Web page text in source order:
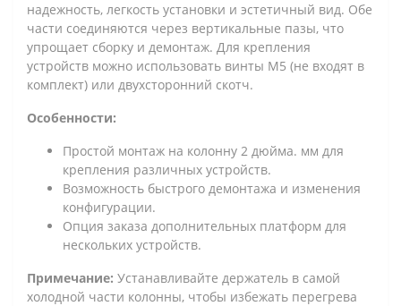
надежность, легкость установки и эстетичный вид. Обе
части соединяются через вертикальные пазы, что
упрощает сборку и демонтаж. Для крепления
устройств можно использовать винты М5 (не входят в
комплект) или двухсторонний скотч.
Особенности:
Простой монтаж на колонну 2 дюйма. мм для
крепления различных устройств.
Возможность быстрого демонтажа и изменения
конфигурации.
Опция заказа дополнительных платформ для
нескольких устройств.
Примечание: Устанавливайте держатель в самой
холодной части колонны, чтобы избежать перегрева